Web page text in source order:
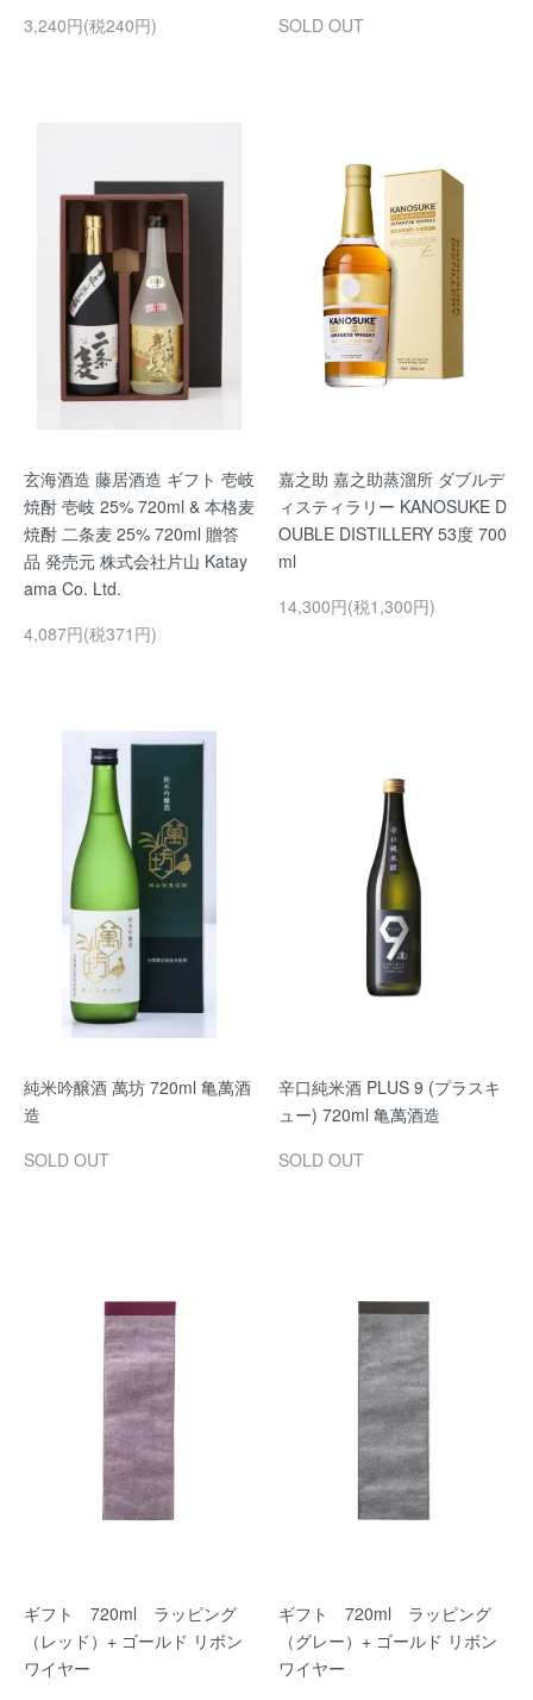
3,240円(税240円) SOLD OUT
玄海酒造 藤居酒造 ギフト 壱岐
焼酎 壱岐 25% 720ml & 本格麦
焼酎 二条麦 25% 720ml 贈答
品 発売元 株式会社片山 Katay
ama Co. Ltd.
4,087円(税371円)
嘉之助 嘉之助蒸溜所 ダブルデ
ィスティラリー KANOSUKE D
OUBLE DISTILLERY 53度 700
ml
14,300円(税1,300円)
純米吟醸酒 萬坊 720ml 亀萬酒
造
SOLD OUT
辛口純米酒 PLUS 9 (プラスキ
ュー) 720ml 亀萬酒造
SOLD OUT
ギフト 720ml ラッピング
（レッド）+ ゴールド リボン
ワイヤー
ギフト 720ml ラッピング
（グレー）+ ゴールド リボン
ワイヤー